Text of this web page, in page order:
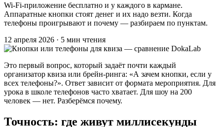
Wi-Fi-приложение бесплатно и у каждого в кармане.
Аппаратные кнопки стоят денег и их надо везти. Когда
телефоны проигрывают и почему — разбираем по пунктам.
12 апреля 2026 · 5 мин чтения
Это первый вопрос, который задаёт почти каждый
организатор квиза или брейн-ринга: «А зачем кнопки, если у
всех телефоны?». Ответ зависит от формата мероприятия. Для
урока в школе телефонов часто хватает. Для шоу на 200
человек — нет. Разберёмся почему.
Точность: где живут миллисекунды